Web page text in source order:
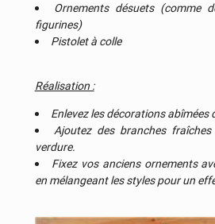
Ornements désuets (comme
figurines)
Pistolet à colle
Réalisation :
Enlevez les décorations abîmées
Ajoutez des branches
verdure.
Fixez vos anciens ornements
en mélangeant les styles pour un